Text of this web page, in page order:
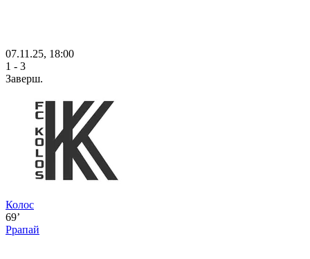
07.11.25, 18:00
1 - 3
Заверш.
Колос
69’
Ррапай